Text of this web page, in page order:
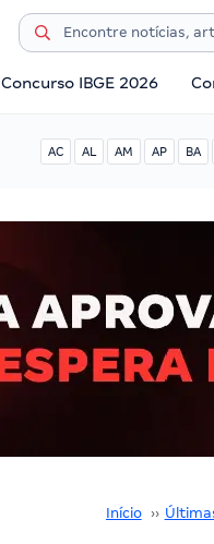
Concurso IBGE 2026
AC AL AM AP BA
Início ››